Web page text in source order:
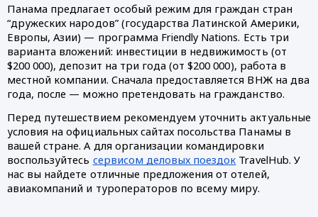
Панама предлагает особый режим для граждан стран
“дружеских народов” (государства Латинской Америки,
Европы, Азии) — программа Friendly Nations. Есть три
варианта вложений: инвестиции в недвижимость (от
$200 000), депозит на три года (от $200 000), работа в
местной компании. Сначала предоставляется ВНЖ на два
года, после — можно претендовать на гражданство.
Перед путешествием рекомендуем уточнить актуальные
условия на официальных сайтах посольства Панамы в
вашей стране. А для организации командировки
воспользуйтесь сервисом деловых поездок TravelHub. У
нас вы найдете отличные предложения от отелей,
авиакомпаний и туроператоров по всему миру.